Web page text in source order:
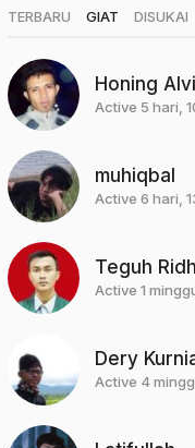
TERBARU GIAT DISUKAI
Honing
Active 5 hari,
muhiqbal
Active 6 hari,
Teguh
Active 1
Dery
Active 4